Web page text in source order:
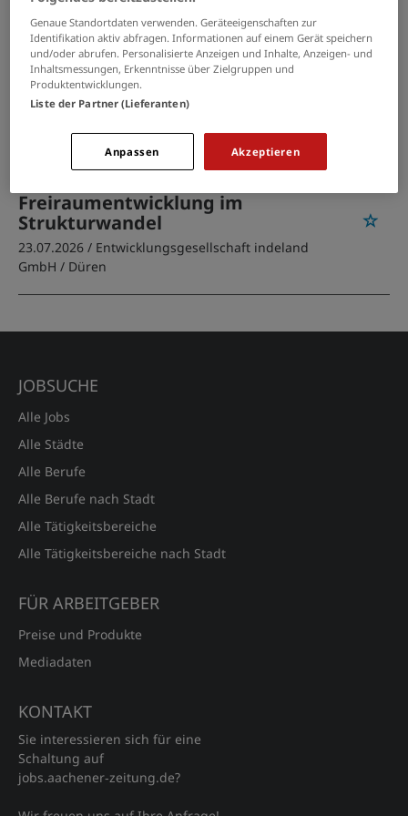
PASSENDE JOBS PER E-MAIL
GRENZEN SIE IHRE SUCHE EIN
Projektmanager:in (m/w/d)
Freiraumentwicklung im
Strukturwandel
23.07.2026 / Entwicklungsgesellschaft indeland
GmbH / Düren
JOBSUCHE
Alle Jobs
Alle Städte
Alle Berufe
Alle Berufe nach Stadt
Alle Tätigkeitsbereiche
Alle Tätigkeitsbereiche nach Stadt
FÜR ARBEITGEBER
Preise und Produkte
Mediadaten
KONTAKT
Sie interessieren sich für eine
Schaltung auf
jobs.aachener‑zeitung.de?
Genaue Standortdaten verwenden. Geräteeigenschaften zur
Identifikation aktiv abfragen. Informationen auf einem Gerät speichern
und/oder abrufen. Personalisierte Anzeigen und Inhalte, Anzeigen- und
Inhaltsmessungen, Erkenntnisse über Zielgruppen und
Produktentwicklungen.
Liste der Partner (Lieferanten)
Akzeptieren
Anpassen